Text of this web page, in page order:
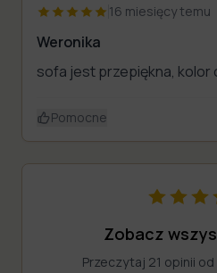
16 miesięcy temu
Weronika
sofa jest przepiękna, kolor
Pomocne
Zobacz
Przeczytaj 21 opinii